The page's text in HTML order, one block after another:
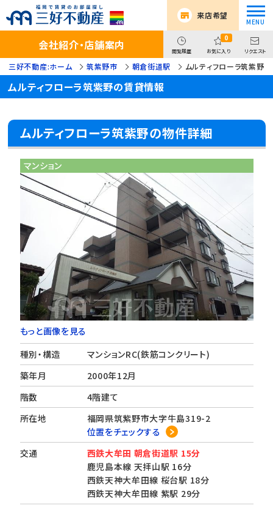
来店希望
会社紹介・店舗案内 閲覧履歴
0
お気に入り リクエスト
三好不動産:ホーム 筑紫野市 朝倉街道駅 ムルティフローラ筑紫野
ムルティフローラ筑紫野の賃貸情報
ムルティフローラ筑紫野の物件詳細
マンション
もっと画像を見る
種別・構造
マンションRC(鉄筋コンクリート)
築年月
2000年12月
階数
4階建て
所在地
福岡県筑紫野市大字牛島319-2
位置をチェックする
交通
西鉄大牟田 朝倉街道駅 15分
鹿児島本線 天拝山駅 16分
西鉄天神大牟田線 桜台駅 18分
西鉄天神大牟田線 紫駅 29分